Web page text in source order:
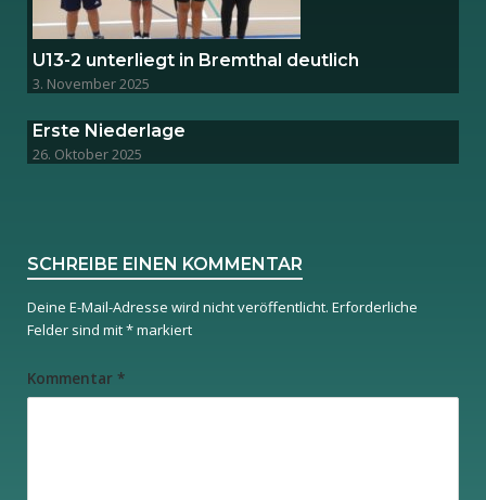
U13-2 unterliegt in Bremthal deutlich
3. November 2025
Erste Niederlage
26. Oktober 2025
SCHREIBE EINEN KOMMENTAR
Deine E-Mail-Adresse wird nicht veröffentlicht. Erforderliche
Felder sind mit*markiert
Kommentar *